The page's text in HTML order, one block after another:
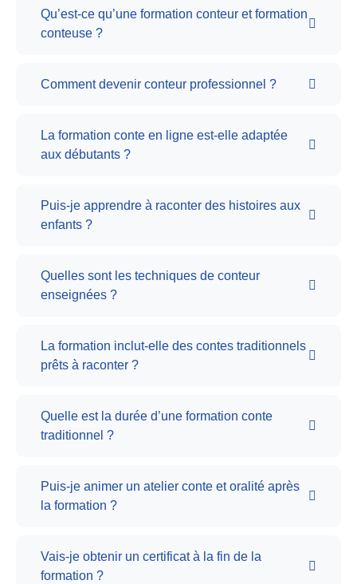
Qu’est-ce qu’une formation conteur et formation
conteuse ?
Comment devenir conteur professionnel ?
La formation conte en ligne est-elle adaptée
aux débutants ?
Puis-je apprendre à raconter des histoires aux
enfants ?
Quelles sont les techniques de conteur
enseignées ?
La formation inclut-elle des contes traditionnels
prêts à raconter ?
Quelle est la durée d’une formation conte
traditionnel ?
Puis-je animer un atelier conte et oralité après
la formation ?
Vais-je obtenir un certificat à la fin de la
formation ?